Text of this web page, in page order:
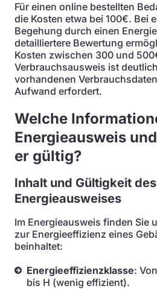
Für einen online bestellten
die Kosten etwa bei 100€. Bei
Begehung durch einen
detailliertere Bewertung
Kosten zwischen 300 und
Verbrauchsausweis ist
vorhandenen
Aufwand erfordert.
Welche
Energieausweis
er gültig?
Inhalt und Gültigkeit des
Energieausweises
Im Energieausweis finden Sie
zur Energieeffizienz eines
beinhaltet:
Energieeffizienzklasse:
bis H (wenig effizient).